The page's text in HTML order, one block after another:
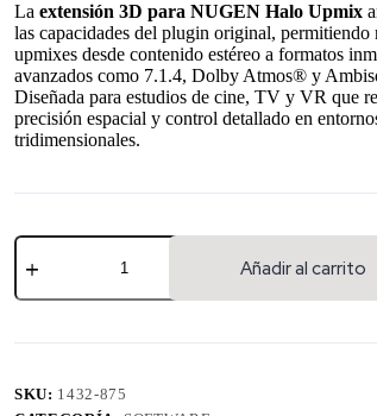
La extensión 3D para NUGEN Halo Upmix
las capacidades del plugin original, permitiendo
upmixes desde contenido estéreo a formatos
avanzados como 7.1.4, Dolby Atmos® y
Diseñada para estudios de cine, TV y VR que
precisión espacial y control detallado en
tridimensionales.
Añadir al carrito
SKU: 1432-875